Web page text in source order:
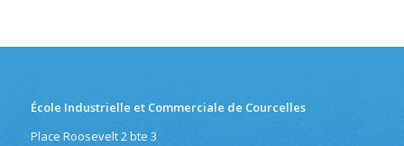
École Industrielle et Commerciale de Courcelles
Place Roosevelt 2 bte 3